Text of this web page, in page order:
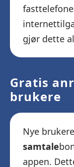
gjør dette
Gratis
brukere
Nye
samtale
appen.